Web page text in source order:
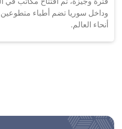
وداخل سوريا تضم ​​أطباء
أنحاء العالم.